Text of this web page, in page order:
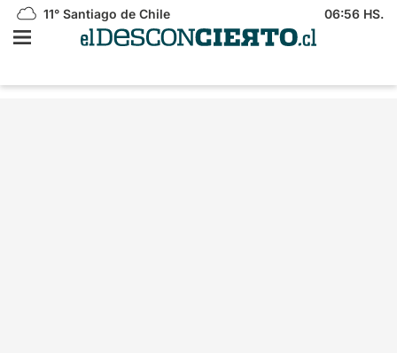
11° Santiago de Chile 06:56 HS.